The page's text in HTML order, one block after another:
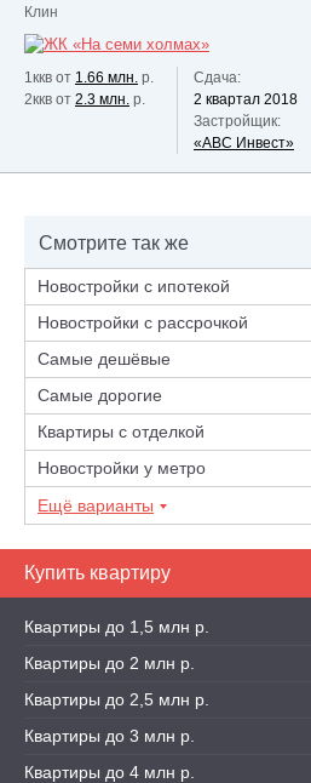
Клин
1ккв от 1.66 млн. р.
2ккв от 2.3 млн. р.
Сдача:
2 квартал 2018
Застройщик:
«АВС Инвест»
Смотрите так же
Новостройки с ипотекой
Новостройки с рассрочкой
Самые дешёвые
Самые дорогие
Квартиры с отделкой
Новостройки у метро
Ещё варианты
Купить квартиру
Квартиры до 1,5 млн р.
Квартиры до 2 млн р.
Квартиры до 2,5 млн р.
Квартиры до 3 млн р.
Квартиры до 4 млн р.